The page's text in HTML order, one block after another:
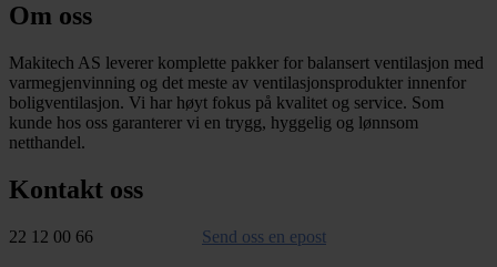
Om oss
Makitech AS leverer komplette pakker for balansert ventilasjon med
varmegjenvinning og det meste av ventilasjonsprodukter innenfor
boligventilasjon. Vi har høyt fokus på kvalitet og service. Som
kunde hos oss garanterer vi en trygg, hyggelig og lønnsom
netthandel.
Kontakt oss
22 12 00 66 Send oss en epost